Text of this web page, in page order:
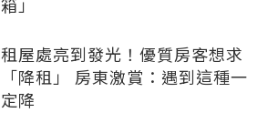
箱」
租屋處亮到發光！優質房客想求
「降租」 房東激賞：遇到這種一
定降